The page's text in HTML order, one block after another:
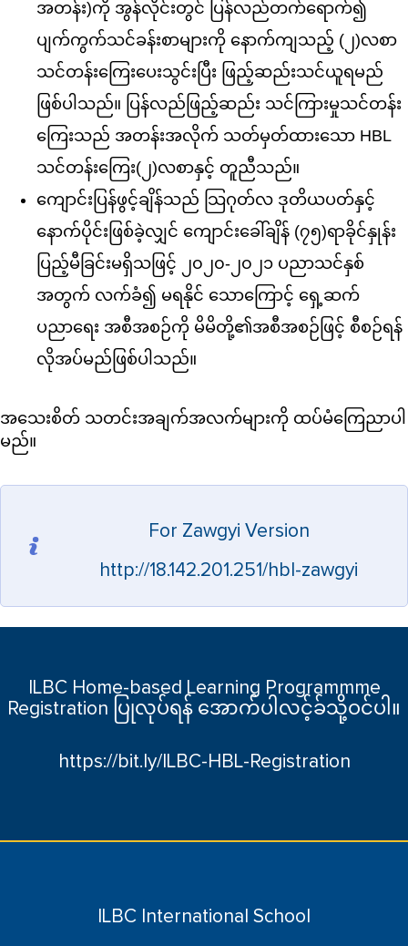
အတန်း)ကို အွန်လိုင်းတွင် ပြန်လည်တက်ရောက်၍
ပျက်ကွက်သင်ခန်းစာများကို နောက်ကျသည့် (၂)လစာ
သင်တန်းကြေးပေးသွင်းပြီး ဖြည့်ဆည်းသင်ယူရမည်
ဖြစ်ပါသည်။ ပြန်လည်ဖြည့်ဆည်း သင်ကြားမှုသင်တန်း
ကြေးသည် အတန်းအလိုက် သတ်မှတ်ထားသော HBL
သင်တန်းကြေး(၂)လစာနှင့် တူညီသည်။
ကျောင်းပြန်ဖွင့်ချိန်သည် သြဂုတ်လ ဒုတိယပတ်နှင့်
နောက်ပိုင်းဖြစ်ခဲ့လျှင် ကျောင်းခေါ်ချိန် (၇၅)ရာခိုင်နှုန်း
ပြည့်မီခြင်းမရှိသဖြင့် ၂၀၂၀-၂၀၂၁ ပညာသင်နှစ်
အတွက် လက်ခံ၍ မရနိုင် သောကြောင့် ရှေ့ဆက်
ပညာရေး အစီအစဉ်ကို မိမိတို့၏အစီအစဉ်ဖြင့် စီစဉ်ရန်
လိုအပ်မည်ဖြစ်ပါသည်။
အသေးစိတ် သတင်းအချက်အလက်များကို ထပ်မံကြေညာပါ
မည်။
For Zawgyi Version
http://18.142.201.251/hbl-zawgyi
ILBC Home-based Learning Programmme
Registration ပြုလုပ်ရန် အောက်ပါလင့်ခ်သို့ဝင်ပါ။
https://bit.ly/ILBC-HBL-Registration
ILBC International School